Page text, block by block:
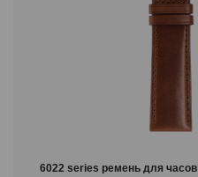
6022 series ремень для часов